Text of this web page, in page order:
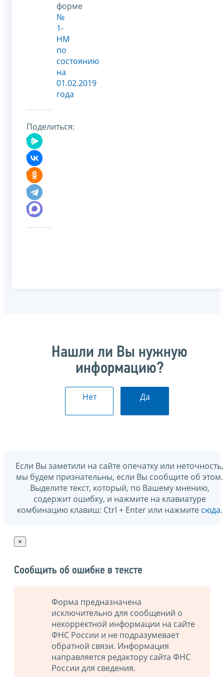
форме
№
1-
НМ
по
состоянию
на
01.02.2019
года
Поделиться:
Нашли ли Вы нужную
информацию?
Нет Да
Если Вы заметили на сайте опечатку или неточность,
мы будем признательны, если Вы сообщите об этом.
Выделите текст, который, по Вашему мнению,
содержит ошибку, и нажмите на клавиатуре
комбинацию клавиш: Ctrl + Enter или нажмите сюда.
×
Сообщить об ошибке в тексте
Форма предназначена
исключительно для сообщений о
некорректной информации на сайте
ФНС России и не подразумевает
обратной связи. Информация
направляется редактору сайта ФНС
России для сведения.